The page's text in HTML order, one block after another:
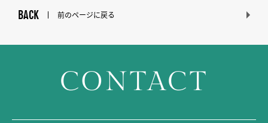
BACK 前のページに戻る
CONTACT